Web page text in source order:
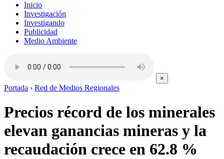
Inicio
Investigación
Investigando
Publicidad
Medio Ambiente
×
Portada › Red de Medios Regionales
Precios récord de los minerales
elevan ganancias mineras y la
recaudación crece en 62.8 %